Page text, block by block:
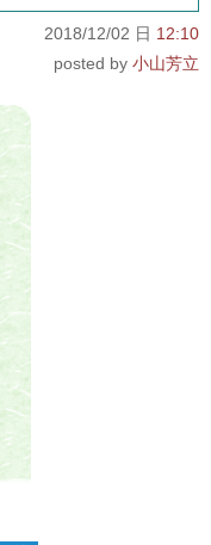
2018/12/02 日 12:10
小山芳立